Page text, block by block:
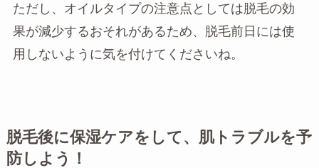
ただし、オイルタイプの注意点としては脱毛の効
果が減少するおそれがあるため、脱毛前日には使
用しないように気を付けてくださいね。
脱毛後に保湿ケアをして、肌トラブルを予
防しよう！